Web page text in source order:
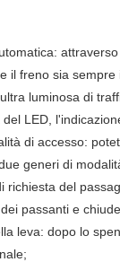
il freno sia
luminosa di
LED,
di accesso:
generi di
richiesta del
passanti e
leva: dopo lo